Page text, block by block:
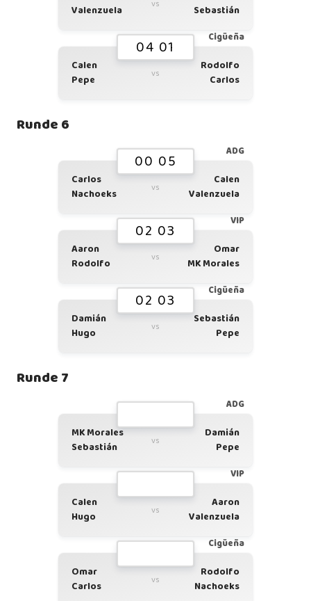
Valenzuela
vs
Sebastián
Cigüeña
04 01
Calen
Pepe
vs
Rodolfo
Carlos
Runde 6
ADG
00 05
Carlos
Nachoeks
vs
Calen
Valenzuela
VIP
02 03
Aaron
Rodolfo
vs
Omar
MK Morales
Cigüeña
02 03
Damián
Hugo
vs
Sebastián
Pepe
Runde 7
ADG
MK Morales
Sebastián
vs
Damián
Pepe
VIP
Calen
Hugo
vs
Aaron
Valenzuela
Cigüeña
Omar
Carlos
vs
Rodolfo
Nachoeks